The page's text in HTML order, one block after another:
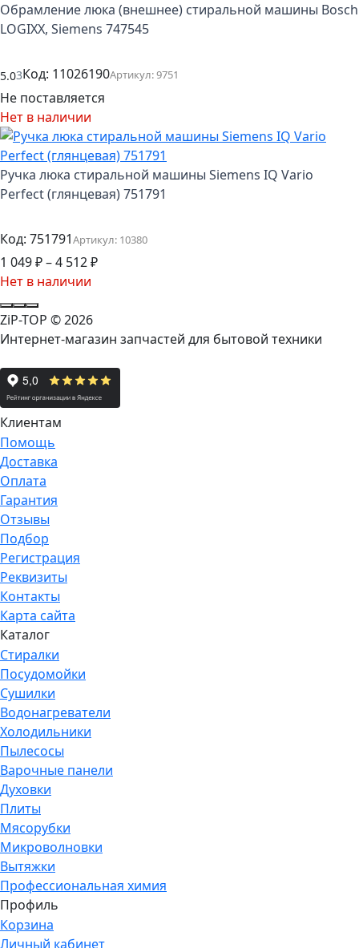
Обрамление люка (внешнее) стиральной машины Bosch
LOGIXX, Siemens 747545
5.03Код: 11026190Артикул:9751
Не поставляется
Нет в наличии
Ручка люка стиральной машины Siemens IQ Vario
Perfect (глянцевая) 751791
Код: 751791Артикул: 10380
1 049₽–4 512₽
Нет в наличии
ZiP-TOP © 2026
Интернет-магазин запчастей для бытовой техники
Клиентам
Помощь
Доставка
Оплата
Гарантия
Отзывы
Подбор
Регистрация
Реквизиты
Контакты
Карта сайта
Каталог
Стиралки
Посудомойки
Сушилки
Водонагреватели
Холодильники
Пылесосы
Варочные панели
Духовки
Плиты
Мясорубки
Микроволновки
Вытяжки
Профессиональная химия
Профиль
Корзина
Личный кабинет